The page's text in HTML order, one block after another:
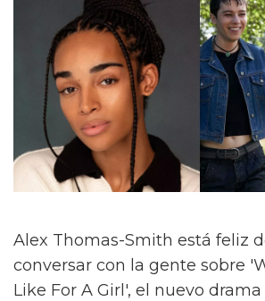
Alex Thomas-Smith está feliz
conversar con la gente sobre
Like For A Girl', el nuevo drama